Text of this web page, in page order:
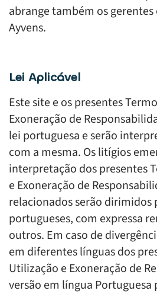
abrange também os
Ayvens.
Lei Aplicável
Este site e os presentes
Exoneração de
lei portuguesa e serão
com a mesma. Os litígios
interpretação dos presentes
e Exoneração de
relacionados serão dirimidos
portugueses, com expressa
outros. Em caso de
em diferentes línguas dos
Utilização e Exoneração de
versão em língua Portuguesa